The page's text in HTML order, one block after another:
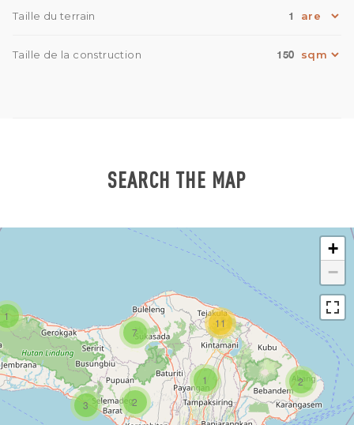
Taille du terrain 1
Taille de la construction 150
SEARCH THE MAP
1
1
3
7
2
11
2
+
−